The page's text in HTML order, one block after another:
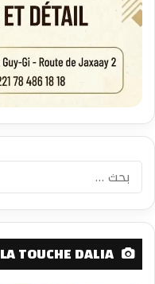
LA TOUCHE DALIA